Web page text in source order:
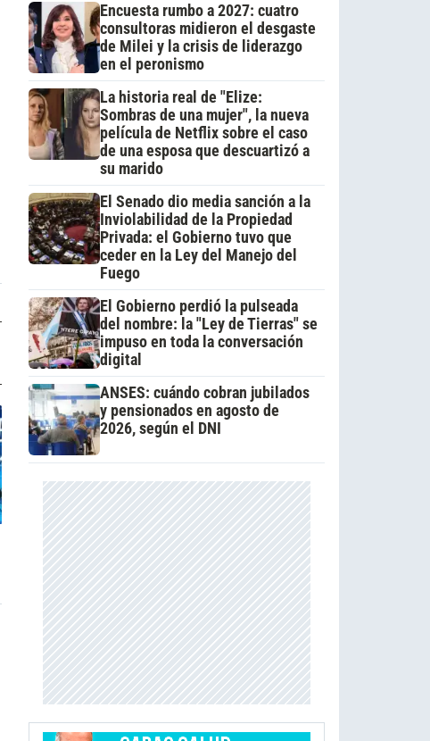
Encuesta rumbo a 2027: cuatro
consultoras midieron el desgaste
de Milei y la crisis de liderazgo
en el peronismo
La historia real de "Elize:
Sombras de una mujer", la nueva
película de Netflix sobre el caso
de una esposa que descuartizó a
su marido
El Senado dio media sanción a la
Inviolabilidad de la Propiedad
Privada: el Gobierno tuvo que
ceder en la Ley del Manejo del
Fuego
El Gobierno perdió la pulseada
del nombre: la "Ley de Tierras" se
impuso en toda la conversación
digital
ANSES: cuándo cobran jubilados
y pensionados en agosto de
2026, según el DNI